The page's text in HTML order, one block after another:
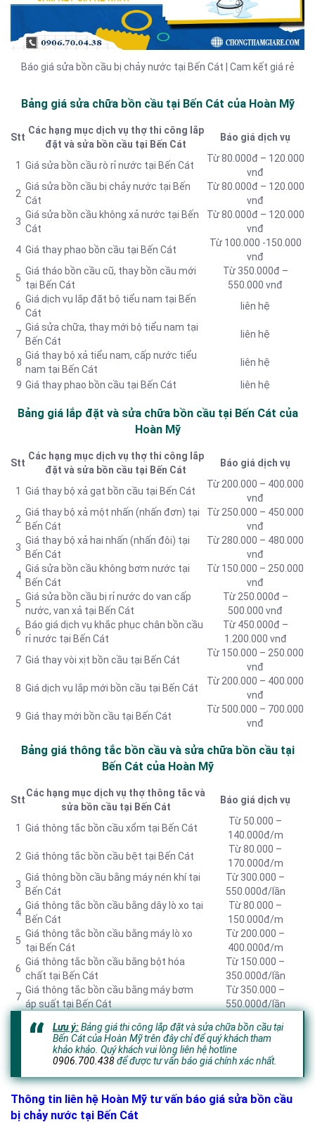
Báo giá sửa bồn cầu bị chảy nước tại Bến Cát | Cam kết giá rẻ
Bảng giá sửa chữa bồn cầu tại Bến Cát của Hoàn Mỹ
Stt
Các hạng mục dịch vụ thợ thi công lắp
đặt và sửa bồn cầu tại Bến Cát
Báo giá dịch vụ
1 Giá sửa bồn cầu rò rỉ nước tại Bến Cát
Từ 80.000đ – 120.000
vnđ
2
Giá sửa bồn cầu bị chảy nước tại Bến
Cát
Từ 80.000đ – 120.000
vnđ
3
Giá sửa bồn cầu không xả nước tại Bến
Cát
Từ 80.000đ – 120.000
vnđ
4 Giá thay phao bồn cầu tại Bến Cát
Từ 100.000 -150.000
vnđ
5
Giá tháo bồn cầu cũ, thay bồn cầu mới
tại Bến Cát
Từ 350.000đ –
550.000 vnđ
6
Giá dịch vụ lắp đặt bộ tiểu nam tại Bến
Cát
liên hệ
7
Giá sửa chữa, thay mới bộ tiểu nam tại
Bến Cát
liên hệ
8
Giá thay bộ xả tiểu nam, cấp nước tiểu
nam tại Bến Cát
liên hệ
9 Giá thay phao bồn cầu tại Bến Cát liên hệ
Bảng giá lắp đặt và sửa chữa bồn cầu tại Bến Cát của
Hoàn Mỹ
Stt
Các hạng mục dịch vụ thợ thi công lắp
đặt và sửa bồn cầu tại Bến Cát
Báo giá dịch vụ
1 Giá thay bộ xả gạt bồn cầu tại Bến Cát
Từ 200.000 – 400.000
vnđ
2
Giá thay bộ xả một nhấn (nhấn đơn) tại
Bến Cát
Từ 250.000 – 450.000
vnđ
3
Giá thay bộ xả hai nhấn (nhấn đôi) tại
Bến Cát
Từ 280.000 – 480.000
vnđ
4
Giá sửa bồn cầu không bơm nước tại
Bến Cát
Từ 150.000 – 250.000
vnđ
5
Giá sửa bồn cầu bị rỉ nước do van cấp
nước, van xả tại Bến Cát
Từ 250.000đ –
500.000 vnđ
6
Báo giá dịch vụ khắc phục chân bồn cầu
rỉ nước tại Bến Cát
Từ 450.000đ –
1.200.000 vnđ
7 Giá thay vòi xịt bồn cầu tại Bến Cát
Từ 150.000 – 250.000
vnđ
8 Giá dịch vụ lắp mới bồn cầu tại Bến Cát
Từ 200.000 – 400.000
vnđ
9 Giá thay mới bồn cầu tại Bến Cát
Từ 500.000 – 700.000
vnđ
Bảng giá thông tắc bồn cầu và sửa chữa bồn cầu tại
Bến Cát của Hoàn Mỹ
Stt
Các hạng mục dịch vụ thợ thông tắc và
sửa bồn cầu tại Bến Cát
Báo giá dịch vụ
1 Giá thông tắc bồn cầu xổm tại Bến Cát
Từ 50.000 –
140.000đ/m
2 Giá thông tắc bồn cầu bệt tại Bến Cát
Từ 80.000 –
170.000đ/m
3
Giá thông bồn cầu bằng máy nén khí tại
Bến Cát
Từ 300.000 –
550.000đ/lần
4
Giá thông tắc bồn cầu bằng dây lò xo tại
Bến Cát
Từ 80.000 –
150.000đ/m
5
Giá thông tắc bồn cầu bằng máy lò xo
tại Bến Cát
Từ 200.000 –
400.000đ/m
6
Giá thông tắc bồn cầu bằng bột hóa
chất tại Bến Cát
Từ 150.000 –
350.000đ/lần
7
Giá thông tắc bồn cầu bằng máy bơm
áp suất tại Bến Cát
Từ 350.000 –
550.000đ/lần
Lưu ý:Bảng giá thi công lắp đặt và sửa chữa bồn cầu tại
Bến Cát của Hoàn Mỹ trên đây chỉ để quý khách tham
khảo khảo. Quý khách vui lòng liên hệ hotline
0906.700.438để được tư vấn báo giá chính xác nhất.
Thông tin liên hệ Hoàn Mỹ tư vấn báo giá sửa bồn cầu
bị chảy nước tại Bến Cát